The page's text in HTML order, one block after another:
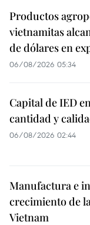
Productos
vietnamitas
de dólares en
06/08/2026 05:34
Capital de IED
cantidad y
06/08/2026 02:44
Manufactura e
crecimiento de
Vietnam